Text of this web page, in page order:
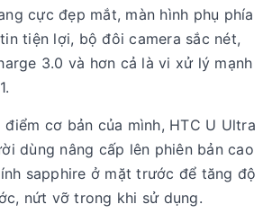
cực đẹp mắt, màn hình phụ phía
tiện lợi, bộ đôi camera sắc nét,
3.0 và hơn cả là vi xử lý mạnh
điểm cơ bản của mình, HTC U Ultra
dùng nâng cấp lên phiên bản cao
sapphire ở mặt trước để tăng độ
nứt vỡ trong khi sử dụng.